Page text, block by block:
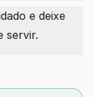
e deixe
servir.